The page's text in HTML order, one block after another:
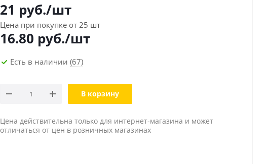
21 руб./шт
Цена при покупке от 25 шт
16.80 руб./шт
Есть в наличии (67)
В корзину
Цена действительна только для интернет-магазина и может
отличаться от цен в розничных магазинах